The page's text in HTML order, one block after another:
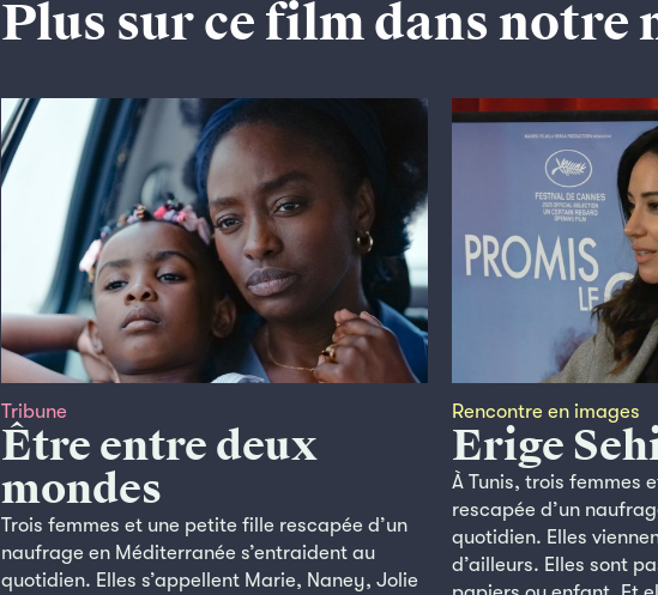
Plus sur ce film dans notre
Tribune
Être entre deux
mondes
Trois femmes et une petite fille rescapée d’un
naufrage en Méditerranée s’entraident au
quotidien. Elles s’appellent Marie, Naney, Jolie
Rencontre en images
Erige
À Tunis, trois femmes
rescapée d’un
quotidien. Elles
d’ailleurs. Elles sont